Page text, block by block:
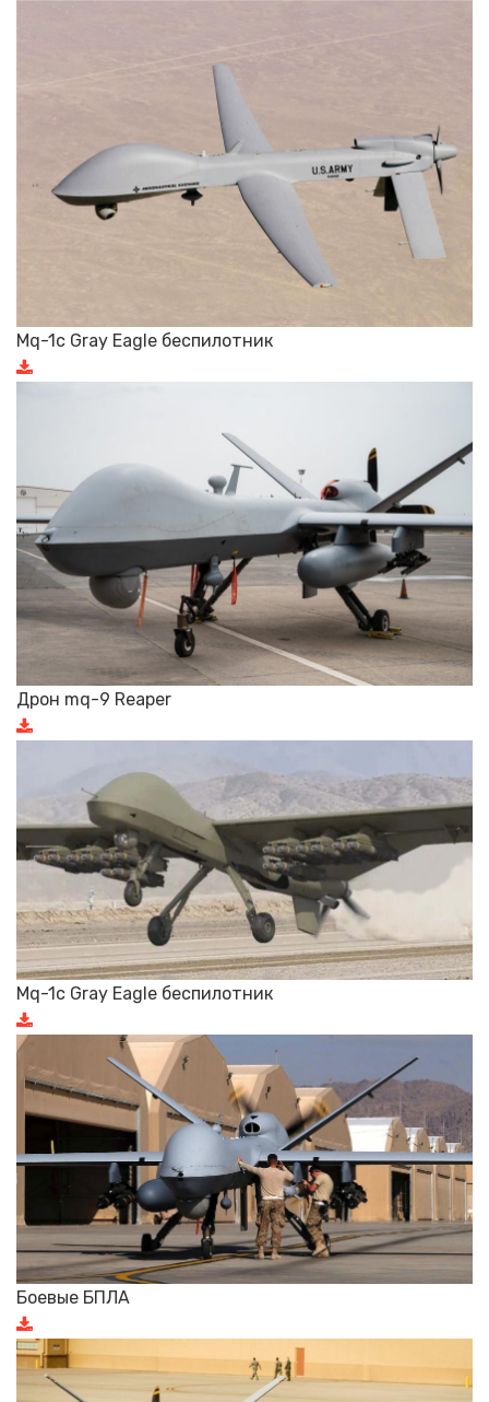
Mq-1c Gray Eagle беспилотник
Дрон mq-9 Reaper
Mq-1c Gray Eagle беспилотник
Боевые БПЛА